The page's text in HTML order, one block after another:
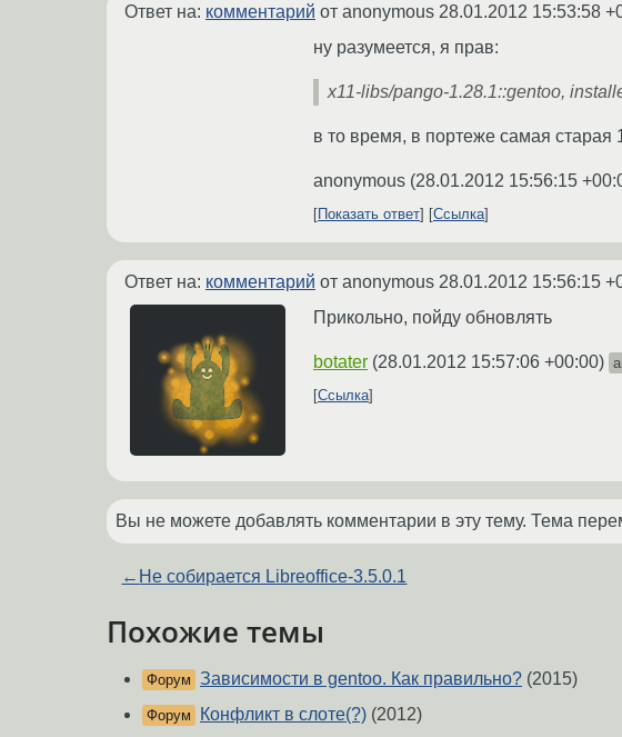
Ответ на: комментарий от anonymous 28.01.2012 15:53:58
ну разумеется, я прав:
x11-libs/pango-1.28.1::gentoo,
в то время, в портеже самая старая
anonymous (28.01.2012 15:56:15
Показать ответ Ссылка
Ответ на: комментарий от anonymous 28.01.2012 15:56:15
Прикольно, пойду обновлять
botater (28.01.2012 15:57:06 +00:00)
Ссылка
Вы не можете добавлять комментарии в эту тему. Тема
← Не собирается Libreoffice-3.5.0.1
Похожие темы
Форум Зависимости в gentoo. Как правильно? (2015)
Форум Конфликт в слоте(?) (2012)